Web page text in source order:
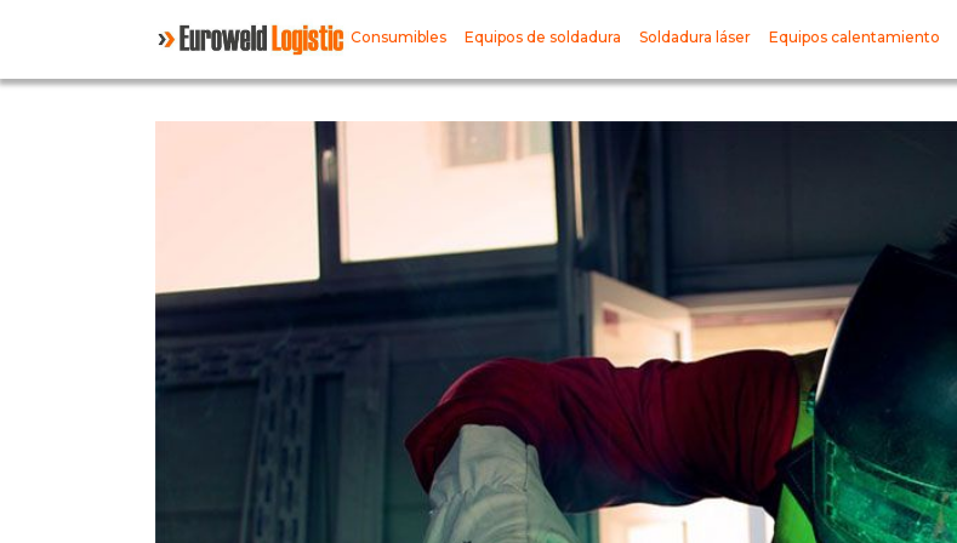
Consumibles Equipos de soldadura Soldadura láser Equipos calentamiento